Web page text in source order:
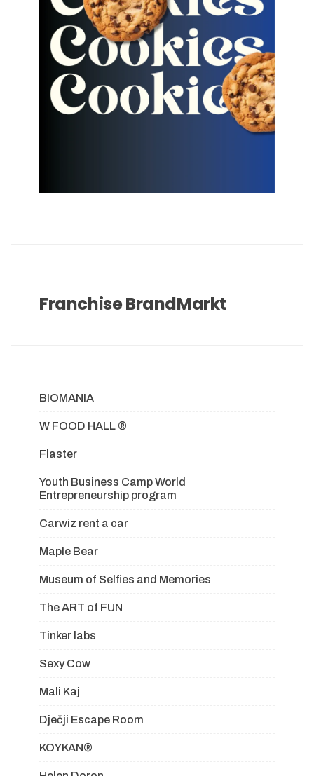
Franchise BrandMarkt
BIOMANIA
W FOOD HALL ®
Flaster
Youth Business Camp World
Entrepreneurship program
Carwiz rent a car
Maple Bear
Museum of Selfies and Memories
The ART of FUN
Tinker labs
Sexy Cow
Mali Kaj
Dječji Escape Room
KOYKAN®